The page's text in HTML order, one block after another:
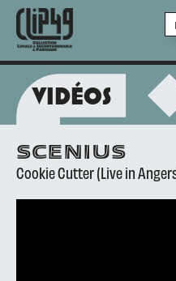
VIDÉOS
SCENIUS
Cookie Cutter (Live in